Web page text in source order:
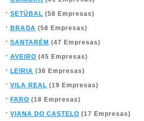
SETÚBAL (58 Empresas)
BRAGA (58 Empresas)
SANTARÉM (47 Empresas)
AVEIRO (45 Empresas)
LEIRIA (36 Empresas)
VILA REAL (19 Empresas)
FARO (18 Empresas)
VIANA DO CASTELO (17 Empresas)